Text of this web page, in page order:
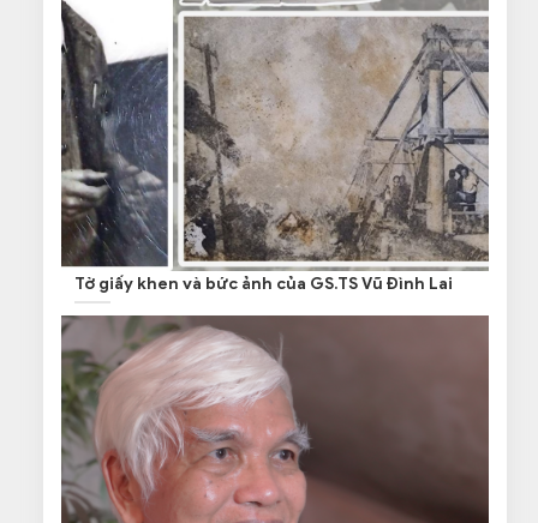
Tờ giấy khen và bức ảnh của GS.TS Vũ Đình Lai